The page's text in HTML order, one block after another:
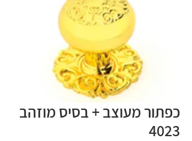
כפתור מעוצב + בסיס מוזהב
4023